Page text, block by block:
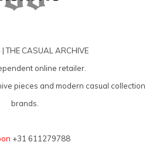
THE CASUAL ARCHIVE
online retailer.
pieces and modern casual collection
brands.
+31 611279788